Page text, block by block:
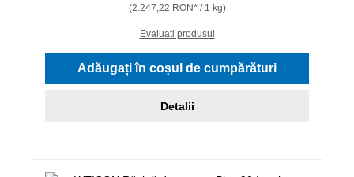
(2.247,22 RON* / 1 kg)
Evaluati produsul
Adăugați în coșul de cumpărături
Detalii